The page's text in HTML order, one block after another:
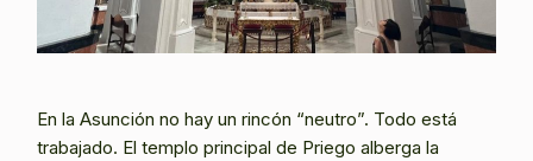
En la Asunción no hay un rincón “neutro”. Todo está
trabajado. El templo principal de Priego alberga la